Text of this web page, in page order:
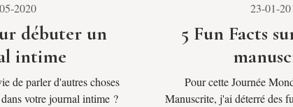
2020
débuter un
intime
de parler d'autres choses
votre journal intime ?
23-01-
5 Fun Facts
Pour cette Journée
Manuscrite, j'ai déterré des